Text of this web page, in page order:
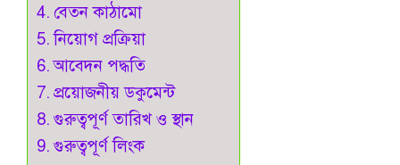
বেতন কাঠামো
নিয়োগ প্রক্রিয়া
আবেদন পদ্ধতি
প্রয়োজনীয় ডকুমেন্ট
গুরুত্বপূর্ণ তারিখ ও স্থান
গুরুত্বপূর্ণ লিংক